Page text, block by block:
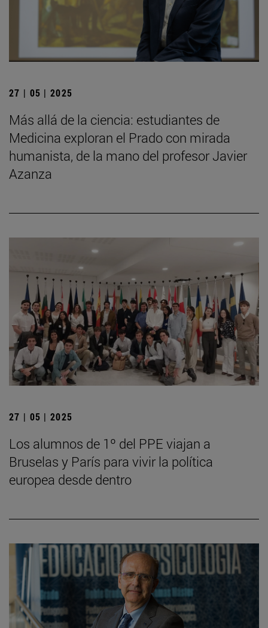
27 | 05 | 2025
Más allá de la ciencia: estudiantes de
Medicina exploran el Prado con mirada
humanista, de la mano del profesor Javier
Azanza
27 | 05 | 2025
Los alumnos de 1º del PPE viajan a
Bruselas y París para vivir la política
europea desde dentro